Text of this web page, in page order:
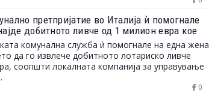
претпријатие во Италија ѝ помогнале
добитното ливче од 1 милион евра кое
комунална служба ѝ помогнале на една жена
да го извлече добитното лотариско ливче
соопшти локалната компанија за управување
0